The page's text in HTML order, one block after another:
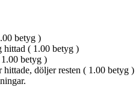
betyg )
hittad ( 1.00 betyg )
betyg )
döljer resten ( 1.00 betyg )